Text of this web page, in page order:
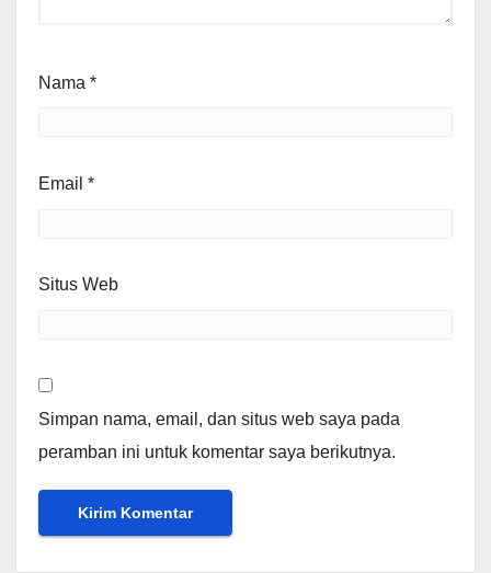
Nama *
Email *
Situs Web
Simpan nama, email, dan situs web saya pada
peramban ini untuk komentar saya berikutnya.